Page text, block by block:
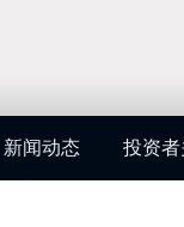
新闻动态 投资者